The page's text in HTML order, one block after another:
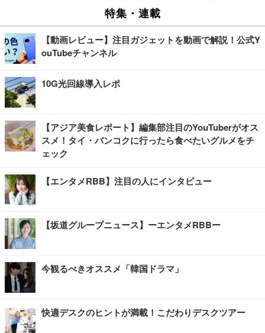
特集・連載
【動画レビュー】注目ガジェットを動画で解説！公式Y
ouTubeチャンネル
10G光回線導入レポ
【アジア美食レポート】編集部注目のYouTuberがオス
スメ！タイ・バンコクに行ったら食べたいグルメをチ
ェック
【エンタメRBB】注目の人にインタビュー
【坂道グループニュース】ーエンタメRBBー
今観るべきオススメ「韓国ドラマ」
快適デスクのヒントが満載！こだわりデスクツアー